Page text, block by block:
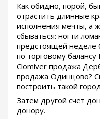
Как обидно, порой,
отрастить длинные
исполнения мечты, а
сбываться: ногти
предстоящей неделе
по торговому
Clomiver продажа
продажа Одинцово?
построить такой
Затем другой счет
донору.